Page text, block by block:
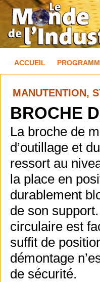
ACCUEIL
MANUTENTION,
BROCHE
La broche de
d’outillage et
ressort au
la place en
durablement
de son
circulaire est
suffit de
démontage
de sécurité.